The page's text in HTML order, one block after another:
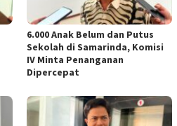
6.000 Anak Belum dan Putus
Sekolah di Samarinda, Komisi
IV Minta Penanganan
Dipercepat